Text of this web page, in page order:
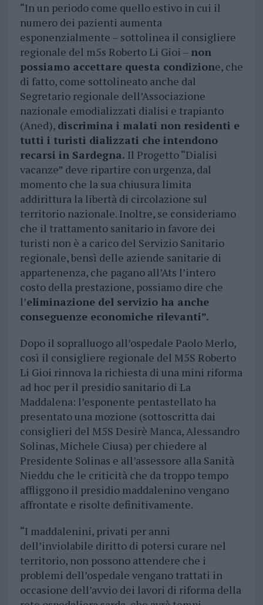
“In un periodo come quello estivo in cui il
numero dei pazienti aumenta
esponenzialmente – sottolinea il consigliere
regionale del m5s Roberto Li Gioi – non
possiamo accettare questa condizione, che
di fatto, come sottolineato anche dal
Segretario regionale dell’Associazione
nazionale emodializzati dialisi e trapianto
(Aned), discrimina i malati non residenti e
tutti i turisti dializzati che intendono
recarsi in Sardegna. Il Progetto “Dialisi
vacanze” deve ripartire con urgenza, dal
momento che la sua chiusura limita
addirittura la libertà di circolazione sul
territorio nazionale. Inoltre, se consideriamo
che il trattamento sanitario in favore dei
turisti non è a carico del Servizio Sanitario
regionale, bensì delle aziende sanitarie di
appartenenza, che pagano all’Ats l’intero
costo della prestazione, possiamo dire che
l’eliminazione del servizio ha anche
conseguenze economiche rilevanti”.
Dopo il sopralluogo all’ospedale Paolo Merlo,
così il consigliere regionale del M5S Roberto
Li Gioi rinnova la richiesta di una mini riforma
ad hoc per il presidio sanitario di La
Maddalena: l’esponente pentastellato ha
presentato una mozione (sottoscritta dai
consiglieri del M5S Desirè Manca, Alessandro
Solinas, Michele Ciusa) per chiedere al
Presidente Solinas e all’assessore alla Sanità
Nieddu che le criticità che da troppo tempo
affliggono il presidio maddalenino vengano
affrontate e risolte definitivamente.
“I maddalenini, privati per anni
dell’inviolabile diritto di potersi curare nel
territorio, non possono attendere che i
problemi dell’ospedale vengano trattati in
occasione dell’avvio dei lavori di riforma della